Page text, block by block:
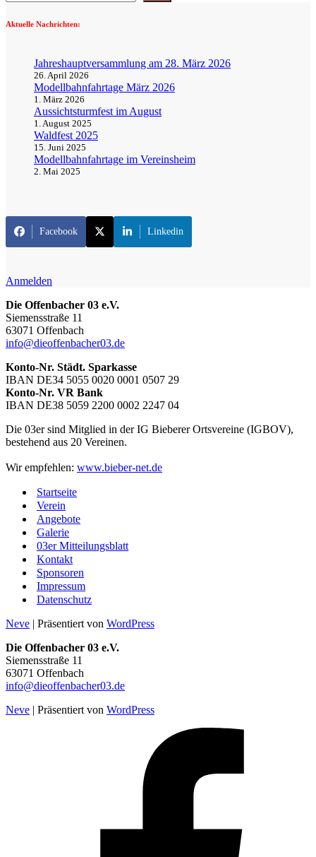
Aktuelle Nachrichten:
Jahreshauptversammlung am 28. März 2026
26. April 2026
Modellbahnfahrtage März 2026
1. März 2026
Aussichtsturmfest im August
1. August 2025
Waldfest 2025
15. Juni 2025
Modellbahnfahrtage im Vereinsheim
2. Mai 2025
Facebook Linkedin
Anmelden
Die Offenbacher 03 e.V.
Siemensstraße 11
63071 Offenbach
info@dieoffenbacher03.de
Konto-Nr. Städt. Sparkasse
IBAN DE34 5055 0020 0001 0507 29
Konto-Nr. VR Bank
IBAN DE38 5059 2200 0002 2247 04
Die 03er sind Mitglied in der IG Bieberer Ortsvereine (IGBOV),
bestehend aus 20 Vereinen.
Wir empfehlen: www.bieber-net.de
Startseite
Verein
Angebote
Galerie
03er Mitteilungsblatt
Kontakt
Sponsoren
Impressum
Datenschutz
Neve | Präsentiert von WordPress
Die Offenbacher 03 e.V.
Siemensstraße 11
63071 Offenbach
info@dieoffenbacher03.de
Neve | Präsentiert von WordPress